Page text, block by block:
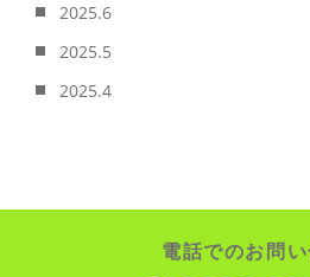
2025.6
2025.5
2025.4
電話でのお問